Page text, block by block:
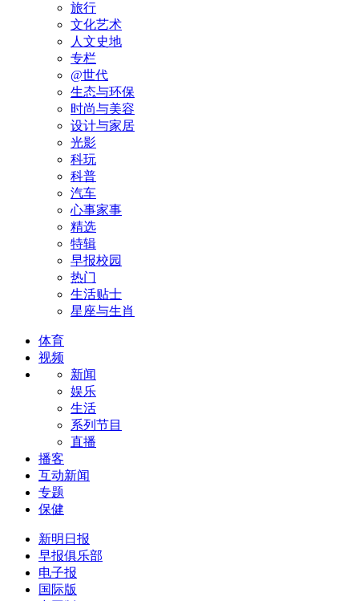
旅行
文化艺术
人文史地
专栏
@世代
生态与环保
时尚与美容
设计与家居
光影
科玩
科普
汽车
心事家事
精选
特辑
早报校园
热门
生活贴士
星座与生肖
体育
视频
新闻
娱乐
生活
系列节目
直播
播客
互动新闻
专题
保健
新明日报
早报俱乐部
电子报
国际版